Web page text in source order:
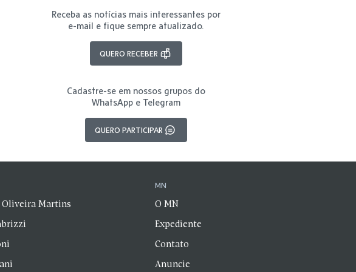
Receba as notícias mais interessantes por
e-mail e fique sempre atualizado.
QUERO RECEBER
Cadastre-se em nossos grupos do
WhatsApp e Telegram
QUERO PARTICIPAR
Oliveira Martins
MN
O MN
Expediente
Contato
Anuncie